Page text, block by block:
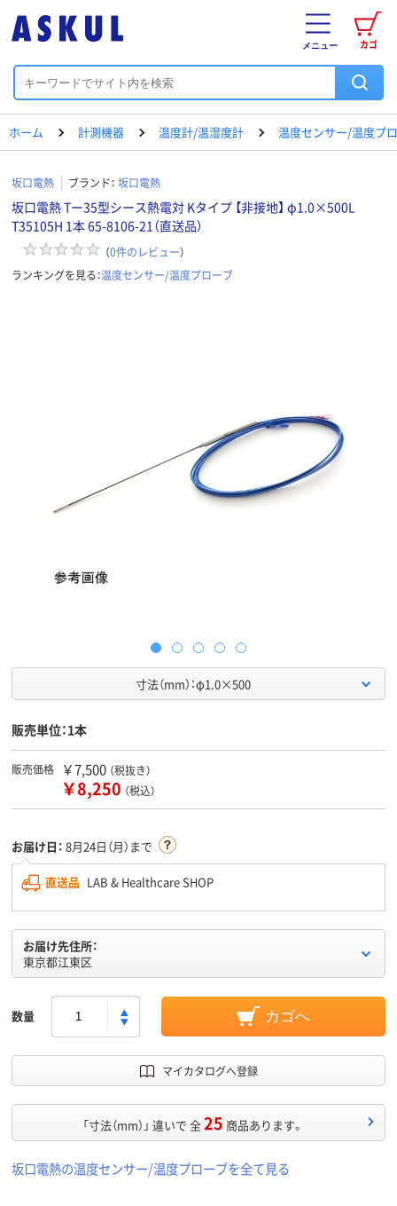
カゴ
メニュー
ホーム 計測機器 温度計/温湿度計 温度センサー/温度プ
坂口電熱 ブランド： 坂口電熱
坂口電熱 Tー35型シース熱電対 Kタイプ 【非接地】 φ1.0×500L
T35105H 1本 65-8106-21（直送品）
（0件のレビュー）
ランキングを見る：温度センサー/温度プローブ
寸法（mm）：φ1.0×500
販売単位：1本
販売価格 ￥7,500 （税抜き）
￥8,250 （税込）
お届け日： 8月24日（月）まで
直送品 LAB & Healthcare SHOP
お届け先住所：
東京都江東区
数量 カゴへ
マイカタログへ登録
「寸法（mm）」 違いで 全25 商品あります。
坂口電熱の温度センサー/温度プローブを全て見る